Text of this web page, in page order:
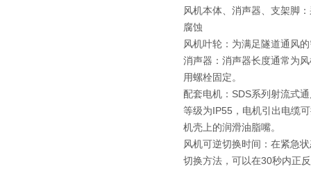
风机本体、消声器、支架脚
腐蚀
风机叶轮：为满足隧道通风
消声器：消声器长度通常为
用螺栓固定。
配套电机：SDS系列射流式
等级为IP55，电机引出电缆
机壳上的润滑油脂嘴。
风机可逆切换时间：在紧急
切换方法，可以在30秒内正